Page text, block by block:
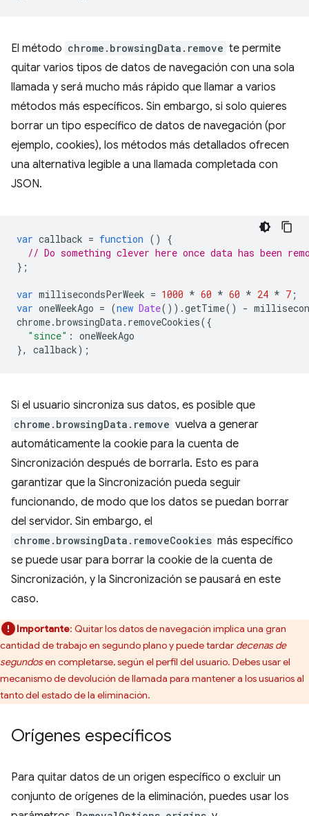
El método chrome.browsingData.remove te permite
quitar varios tipos de datos de navegación con una sola
llamada y será mucho más rápido que llamar a varios
métodos más específicos. Sin embargo, si solo quieres
borrar un tipo específico de datos de navegación (por
ejemplo, cookies), los métodos más detallados ofrecen
una alternativa legible a una llamada completada con
JSON.
var callback = function ()
{
// Do something clever here once data has been
};
var millisecondsPerWeek = 1000 * 60 * 60 * 24 * 7 ;
var oneWeekAgo = (new Date()).getTime() -
chrome.browsingData. removeCookies({
"since" : oneWeekAgo
},
callback);
Si el usuario sincroniza sus datos, es posible que
chrome.browsingData.remove vuelva a generar
automáticamente la cookie para la cuenta de
Sincronización después de borrarla. Esto es para
garantizar que la Sincronización pueda seguir
funcionando, de modo que los datos se puedan borrar
del servidor. Sin embargo, el
chrome.browsingData.removeCookies más específico
se puede usar para borrar la cookie de la cuenta de
Sincronización, y la Sincronización se pausará en este
caso.
Importante: Quitar los datos de navegación implica una gran
cantidad de trabajo en segundo plano y puede tardar decenas de
segundosen completarse, según el perfil del usuario. Debes usar el
mecanismo de devolución de llamada para mantener a los usuarios al
tanto del estado de la eliminación.
Orígenes específicos
Para quitar datos de un origen específico o excluir un
conjunto de orígenes de la eliminación, puedes usar los